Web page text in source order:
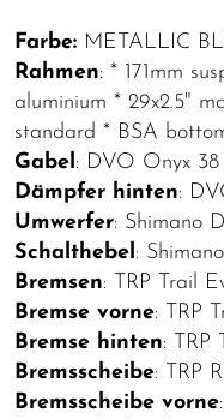
Farbe: METALLIC
Rahmen: * 171mm
aluminium * 29x2.5"
standard * BSA
Gabel: DVO Onyx 38
Dämpfer hinten:
Umwerfer: Shimano
Schalthebel:
Bremsen: TRP Trail
Bremse vorne: TRP
Bremse hinten: TRP
Bremsscheibe: TRP
Bremsscheibe vorne